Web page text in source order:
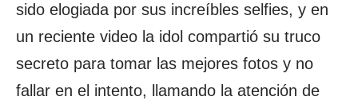
sido elogiada por sus increíbles selfies, y en
un reciente video la idol compartió su truco
secreto para tomar las mejores fotos y no
fallar en el intento, llamando la atención de